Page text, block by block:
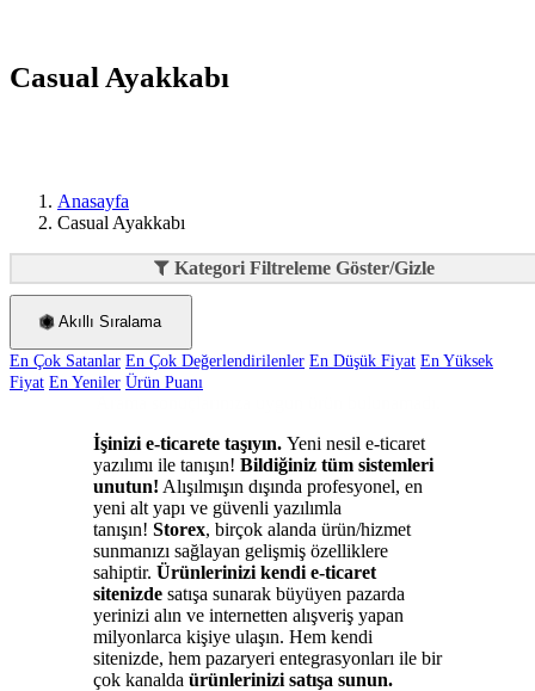
Casual Ayakkabı
Anasayfa
Casual Ayakkabı
Kategori Filtreleme Göster/Gizle
Akıllı Sıralama
En Çok Satanlar En Çok Değerlendirilenler En Düşük Fiyat En Yüksek
Fiyat En Yeniler Ürün Puanı
İşinizi e-ticarete taşıyın. Yeni nesil e-ticaret
yazılımı ile tanışın! Bildiğiniz tüm sistemleri
unutun! Alışılmışın dışında profesyonel, en
yeni alt yapı ve güvenli yazılımla
tanışın! Storex, birçok alanda ürün/hizmet
sunmanızı sağlayan gelişmiş özelliklere
sahiptir. Ürünlerinizi kendi e-ticaret
sitenizde satışa sunarak büyüyen pazarda
yerinizi alın ve internetten alışveriş yapan
milyonlarca kişiye ulaşın. Hem kendi
sitenizde, hem pazaryeri entegrasyonları ile bir
çok kanalda ürünlerinizi satışa sunun.